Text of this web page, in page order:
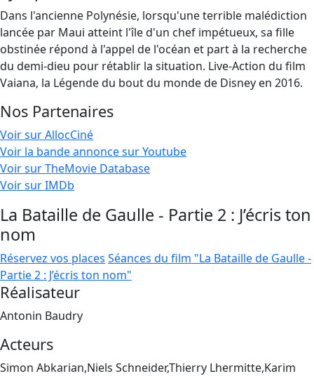
Dans l'ancienne Polynésie, lorsqu'une terrible malédiction
lancée par Maui atteint l'île d'un chef impétueux, sa fille
obstinée répond à l'appel de l'océan et part à la recherche
du demi-dieu pour rétablir la situation. Live-Action du film
Vaiana, la Légende du bout du monde de Disney en 2016.
Nos Partenaires
Voir sur AllocCiné
Voir la bande annonce sur Youtube
Voir sur TheMovie Database
Voir sur IMDb
La Bataille de Gaulle - Partie 2 : J’écris ton
nom
Réservez vos places Séances du film "La Bataille de Gaulle -
Partie 2 : J’écris ton nom"
Réalisateur
Antonin Baudry
Acteurs
Simon Abkarian,Niels Schneider,Thierry Lhermitte,Karim